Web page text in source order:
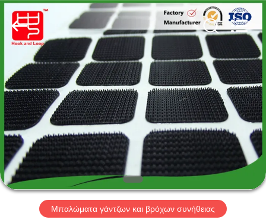
ΣΠΊΤΙ
ΠΡΟΪΌΝΤΑ
ΣΧΕΤΙΚΆ
ΜΕ
ΕΜΆΣ
ΠΕΡΙΟΔΕΊΑ
Zhongda
Hook
Loop
Reserved.
Μπαλώματα γάντζων και βρόχων συνήθειας